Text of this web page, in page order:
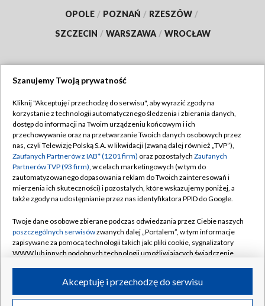
OPOLE / POZNAŃ / RZESZÓW /
SZCZECIN / WARSZAWA / WROCŁAW
TVP
Abonament TVP
Emisja w TVP
Centrum informacji TVP
Naziemna Telewizja Cyfrowa
Rada Programowa
System NOS
Informacje o nadawcy
Program dla prasy
Regulamin TVP
Polityka prywatności
Moje zgody
Pomoc
Kontakt
Kanały
©2026 Telewizja Polska S.A. w likwidacji
Szanujemy Twoją prywatność
Kliknij "Akceptuję i przechodzę do serwisu", aby wyrazić zgody na
korzystanie z technologii automatycznego śledzenia i zbierania danych,
dostęp do informacji na Twoim urządzeniu końcowym i ich
przechowywanie oraz na przetwarzanie Twoich danych osobowych przez
nas, czyli Telewizję Polską S.A. w likwidacji (zwaną dalej również „TVP”),
Zaufanych Partnerów z IAB* (1201 firm) oraz pozostałych Zaufanych
Partnerów TVP (93 firm), w celach marketingowych (w tym do
zautomatyzowanego dopasowania reklam do Twoich zainteresowań i
mierzenia ich skuteczności) i pozostałych, które wskazujemy poniżej, a
także zgody na udostępnianie przez nas identyfikatora PPID do Google.
Twoje dane osobowe zbierane podczas odwiedzania przez Ciebie naszych
poszczególnych serwisówzwanych dalej „Portalem”, w tym informacje
zapisywane za pomocą technologii takich jak: pliki cookie, sygnalizatory
WWW lub innych podobnych technologii umożliwiających świadczenie
ruchu w Internecie.Akceptuję i przechodzę do serwisu